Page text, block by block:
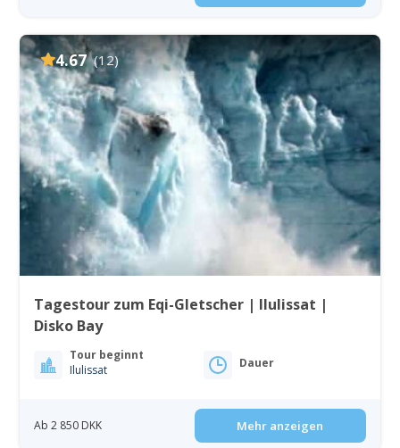
4.67 (12)
Tagestour zum Eqi-Gletscher | Ilulissat |
Disko Bay
Tour beginnt
Ilulissat
Dauer
Ab 2 850 DKK Mehr anzeigen